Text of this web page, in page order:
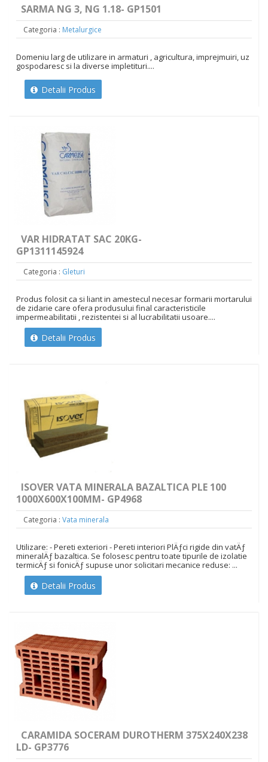
SARMA NG 3, NG 1.18- GP1501
Categoria : Metalurgice
Domeniu larg de utilizare in armaturi , agricultura, imprejmuiri, uz
gospodaresc si la diverse impletituri....
Detalii Produs
VAR HIDRATAT SAC 20KG-
GP1311145924
Categoria : Gleturi
Produs folosit ca si liant in amestecul necesar formarii mortarului
de zidarie care ofera produsului final caracteristicile
impermeabilitatii , rezistentei si al lucrabilitatii usoare....
Detalii Produs
ISOVER VATA MINERALA BAZALTICA PLE 100
1000X600X100MM- GP4968
Categoria : Vata minerala
Utilizare: - Pereti exteriori - Pereti interiori PlÄƒci rigide din vatÄƒ
mineralÄƒ bazaltica. Se folosesc pentru toate tipurile de izolatie
termicÄƒ si fonicÄƒ supuse unor solicitari mecanice reduse: ...
Detalii Produs
CARAMIDA SOCERAM DUROTHERM 375X240X238
LD- GP3776